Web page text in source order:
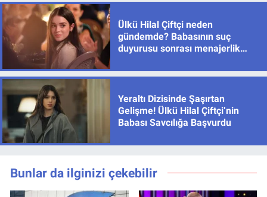
Ülkü Hilal Çiftçi neden
gündemde? Babasının suç
duyurusu sonrası menajerlik
Yeraltı Dizisinde Şaşırtan
Gelişme! Ülkü Hilal Çiftçi’nin
Babası Savcılığa Başvurdu
Bunlar da ilginizi çekebilir